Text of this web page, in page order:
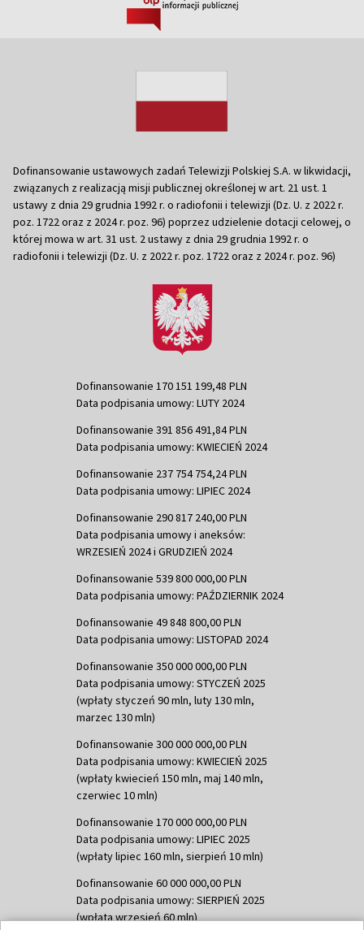
Dofinansowanie ustawowych zadań Telewizji Polskiej S.A. w likwidacji,
związanych z realizacją misji publicznej określonej w art. 21 ust. 1
ustawy z dnia 29 grudnia 1992 r. o radiofonii i telewizji (Dz. U. z 2022 r.
poz. 1722 oraz z 2024 r. poz. 96) poprzez udzielenie dotacji celowej, o
której mowa w art. 31 ust. 2 ustawy z dnia 29 grudnia 1992 r. o
radiofonii i telewizji (Dz. U. z 2022 r. poz. 1722 oraz z 2024 r. poz. 96)
Dofinansowanie 170 151 199,48 PLN
Data podpisania umowy: LUTY 2024
Dofinansowanie 391 856 491,84 PLN
Data podpisania umowy: KWIECIEŃ 2024
Dofinansowanie 237 754 754,24 PLN
Data podpisania umowy: LIPIEC 2024
Dofinansowanie 290 817 240,00 PLN
Data podpisania umowy i aneksów:
WRZESIEŃ 2024 i GRUDZIEŃ 2024
Dofinansowanie 539 800 000,00 PLN
Data podpisania umowy: PAŹDZIERNIK 2024
Dofinansowanie 49 848 800,00 PLN
Data podpisania umowy: LISTOPAD 2024
Dofinansowanie 350 000 000,00 PLN
Data podpisania umowy: STYCZEŃ 2025
(wpłaty styczeń 90 mln, luty 130 mln,
marzec 130 mln)
Dofinansowanie 300 000 000,00 PLN
Data podpisania umowy: KWIECIEŃ 2025
(wpłaty kwiecień 150 mln, maj 140 mln,
czerwiec 10 mln)
Dofinansowanie 170 000 000,00 PLN
Data podpisania umowy: LIPIEC 2025
(wpłaty lipiec 160 mln, sierpień 10 mln)
Dofinansowanie 60 000 000,00 PLN
Data podpisania umowy: SIERPIEŃ 2025
(wpłata wrzesień 60 mln)